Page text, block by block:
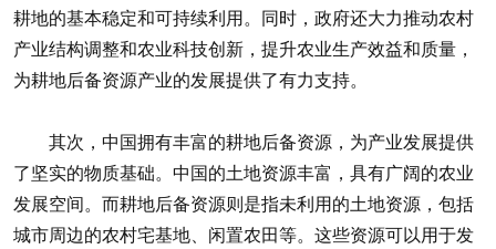
耕地的基本稳定和可持续利用。同时，政府还大力推动农村
产业结构调整和农业科技创新，提升农业生产效益和质量，
为耕地后备资源产业的发展提供了有力支持。
其次，中国拥有丰富的耕地后备资源，为产业发展提供
了坚实的物质基础。中国的土地资源丰富，具有广阔的农业
发展空间。而耕地后备资源则是指未利用的土地资源，包括
城市周边的农村宅基地、闲置农田等。这些资源可以用于发